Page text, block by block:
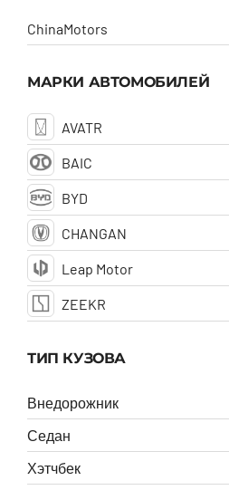
ChinaMotors
МАРКИ АВТОМОБИЛЕЙ
AVATR
BAIC
BYD
CHANGAN
Leap Motor
ZEEKR
ТИП КУЗОВА
Внедорожник
Седан
Хэтчбек